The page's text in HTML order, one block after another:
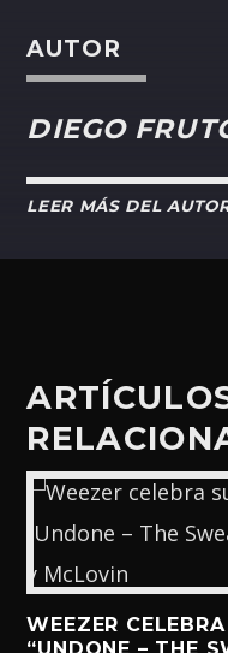
AUTOR
DIEGO
LEER MÁS DEL
WEEZER